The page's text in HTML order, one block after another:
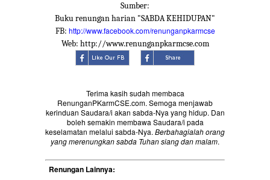
Sumber:
Buku renungan harian "SABDA KEHIDUPAN"
FB: http://www.facebook.com/renunganpkarmcse
Web: http://www.renunganpkarmcse.com
Terima kasih sudah membaca
RenunganPKarmCSE.com. Semoga menjawab
kerinduan Saudara/i akan sabda-Nya yang hidup. Dan
boleh semakin membawa Saudara/i pada
keselamatan melalui sabda-Nya. Berbahagialah orang
yang merenungkan sabda Tuhan siang dan malam.
Renungan Lainnya: